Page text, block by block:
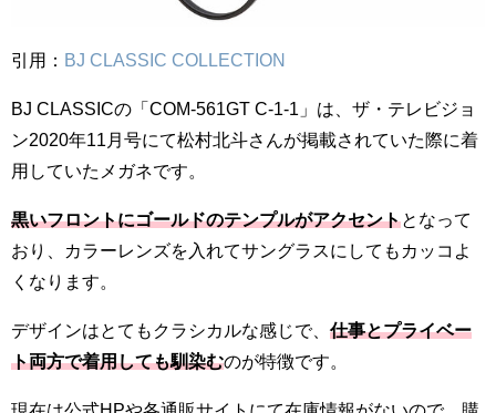
引用： BJ CLASSIC COLLECTION
BJ CLASSICの「COM-561GT C-1-1」は、ザ・テレビジョ
ン2020年11月号にて松村北斗さんが掲載されていた際に着
用していたメガネです。
黒いフロントにゴールドのテンプルがアクセントとなって
おり、カラーレンズを入れてサングラスにしてもカッコよ
くなります。
デザインはとてもクラシカルな感じで、 仕事とプライベー
ト両方で着用しても馴染むのが特徴です。
現在は公式HPや各通販サイトにて在庫情報がないので、購